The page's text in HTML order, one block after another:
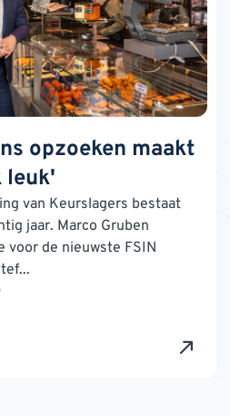
opzoeken maakt
leuk'
van Keurslagers bestaat
jaar. Marco Gruben
voor de nieuwste FSIN